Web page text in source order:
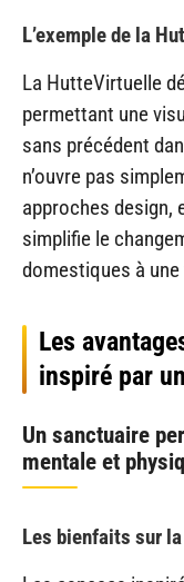
L’exemple de la
La HutteVirtuelle
permettant une
sans précédent
n’ouvre pas
approches design,
simplifie le
domestiques à
Les
inspiré par
Un sanctuaire
mentale et
Les bienfaits sur